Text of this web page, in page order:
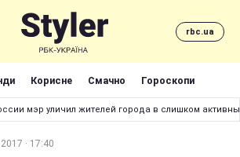
rbc.ua
Корисне Смачно Гороскопи
мэр уличил жителей города в слишком
· 17:40